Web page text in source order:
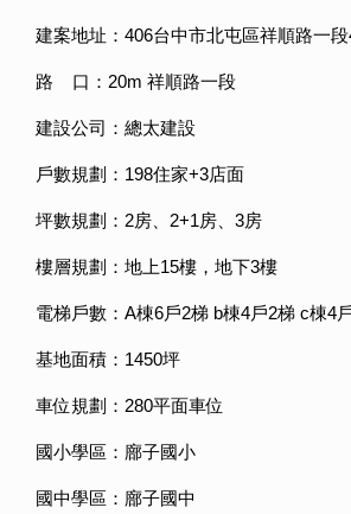
建案地址：406台中市北屯區祥順路一段
路 口：20m 祥順路一段
建設公司：總太建設
戶數規劃：198住家+3店面
坪數規劃：2房、2+1房、3房
樓層規劃：地上15樓，地下3樓
電梯戶數：A棟6戶2梯 b棟4戶2梯 c棟4
基地面積：1450坪
車位規劃：280平面車位
國小學區：廍子國小
國中學區：廍子國中